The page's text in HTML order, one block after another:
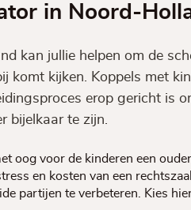
in Noord-
kan jullie helpen om de
komt kijken. Koppels met
erop gericht is
bijelkaar te zijn.
oog voor de kinderen een
en kosten van een
partijen te verbeteren. Kies